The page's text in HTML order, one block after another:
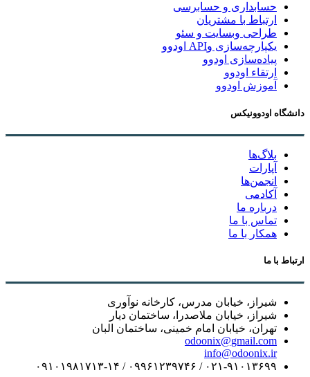
حسابداری و حسابرسی
ارتباط با مشتریان
طراحی وبسایت و سئو
یکپارچه‌سازی وAPI اودوو
پیاده‌سازی اودوو
ارتقاء اودوو
آموزش اودوو
دانشگاه اودوونیکس
بلاگ‌ها
آپارات
انجمن‌ها
آکادمی
درباره ما
تماس با ما
همکار با ما
ارتباط با ما
شیراز، خیابان مدرس، کارخانه نوآوری
شیراز، خیابان ملاصدرا، ساختمان دیار
تهران، خیابان امام خمینی، ساختمان البان
odoonix@gmail.com
info@odoonix.ir
۰۲۱-۹۱۰۱۳۶۹۹ / ۰۹۹۶۱۲۳۹۷۴۶ / ۰۹۱۰۱۹۸۱۷۱۳-۱۴